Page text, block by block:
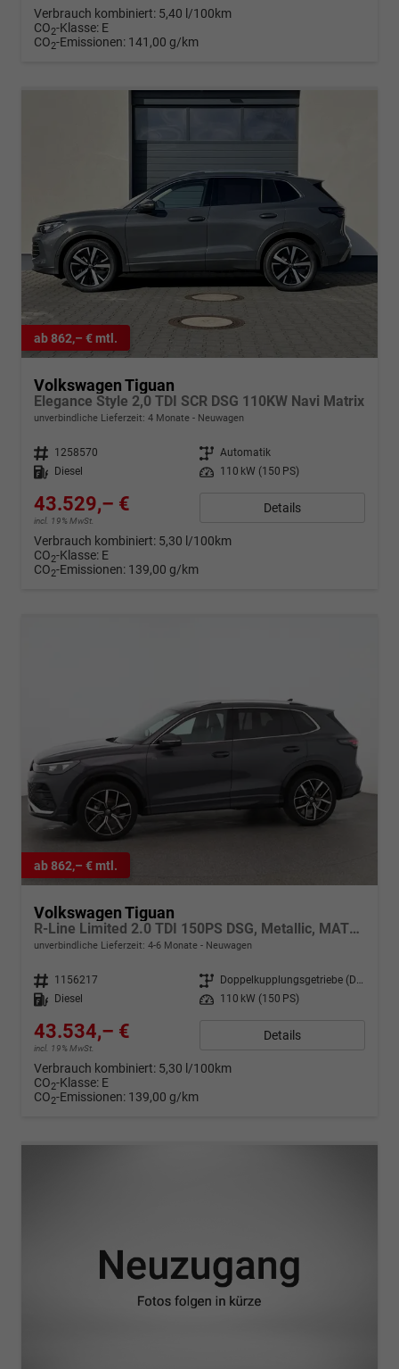
Verbrauch kombiniert: 5,40 l/100km
CO2-Klasse: E
CO2-Emissionen: 141,00 g/km
ab 862,– € mtl.
Volkswagen Tiguan
Elegance Style 2,0 TDI SCR DSG 110KW Navi Matrix
unverbindliche Lieferzeit: 4 Monate Neuwagen
Fahrzeugnr. 1258570 Getriebe Automatik
Kraftstoff
Diesel Leistung 110 kW (150 PS)
43.529,– €
incl. 19% MwSt.
Details
Verbrauch kombiniert: 5,30 l/100km
CO2-Klasse: E
CO2-Emissionen: 139,00 g/km
ab 862,– € mtl.
Volkswagen Tiguan
R-Line Limited 2.0 TDI 150PS DSG, Metallic, MATRIX-LED, 20" ALU Leeds, HEAD-UP-DISPLAY, Winterpaket, Keyless, Elektr. Heckklappe, Alarm, ACC-Tempomat, Park Assist, Parksensoren, 360°-Kamera, Digital Cockpit Pro, Radio Ready2Discover
unverbindliche Lieferzeit: 4-6 Monate Neuwagen
Fahrzeugnr. 1156217 Getriebe
Doppelkupplungsgetriebe (DSG)
Kraftstoff
Diesel Leistung 110 kW (150 PS)
43.534,– €
incl. 19% MwSt.
Details
Verbrauch kombiniert: 5,30 l/100km
CO2-Klasse: E
CO2-Emissionen: 139,00 g/km